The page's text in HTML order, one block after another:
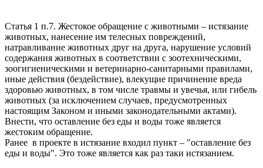
Статья 1 п.7. Жестокое обращение с животными – истязание
животных, нанесение им телесных повреждений,
натравливание животных друг на друга, нарушение условий
содержания животных в соответствии с зоотехническими,
зоогигиеническими и ветеринарно-санитарными правилами,
иные действия (бездействие), влекущие причинение вреда
здоровью животных, в том числе травмы и увечья, или гибель
животных (за исключением случаев, предусмотренных
настоящим Законом и иными законодательными актами).
Внести, что оставление без еды и воды​ тоже является
жестоким обращение.
Ранее ​ в проекте в истязание входил пункт – "оставление без
еды и воды". Это тоже является как раз таки истязанием.